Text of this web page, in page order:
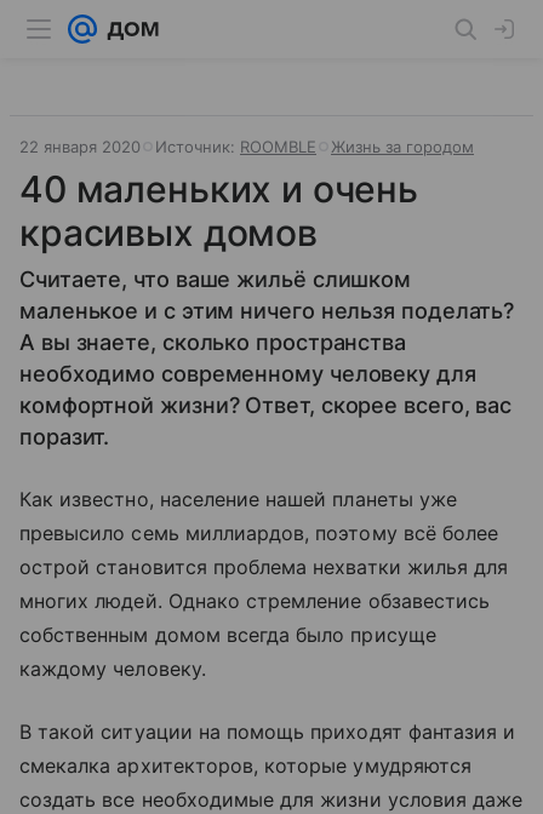
22 января 2020 Источник: ROOMBLE Жизнь за городом
40 маленьких и очень
красивых домов
Считаете, что ваше жильё слишком
маленькое и с этим ничего нельзя поделать?
А вы знаете, сколько пространства
необходимо современному человеку для
комфортной жизни? Ответ, скорее всего, вас
поразит.
Как известно, население нашей планеты уже
превысило семь миллиардов, поэтому всё более
острой становится проблема нехватки жилья для
многих людей. Однако стремление обзавестись
собственным домом всегда было присуще
каждому человеку.
В такой ситуации на помощь приходят фантазия и
смекалка архитекторов, которые умудряются
создать все необходимые для жизни условия даже